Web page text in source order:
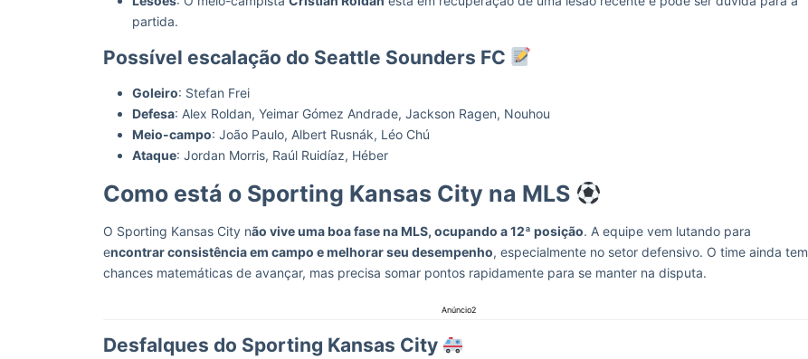
partida.
Possível escalação do Seattle Sounders FC
Goleiro: Stefan Frei
Defesa: Alex Roldan, Yeimar Gómez Andrade, Jackson Ragen, Nouhou
Meio-campo: João Paulo, Albert Rusnák, Léo Chú
Ataque: Jordan Morris, Raúl Ruidíaz, Héber
Como está o Sporting Kansas City na MLS
O Sporting Kansas City não vive uma boa fase na MLS, ocupando a 12ª posição. A equipe vem lutando para
encontrar consistência em campo e melhorar seu desempenho, especialmente no setor defensivo. O time ainda tem
chances matemáticas de avançar, mas precisa somar pontos rapidamente para se manter na disputa.
Anúncio2
Desfalques do Sporting Kansas City